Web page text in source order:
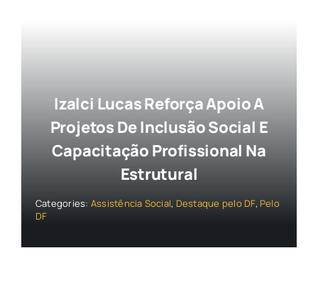
Izalci Lucas Reforça Apoio A
Projetos De Inclusão Social E
Capacitação Profissional Na
Estrutural
Categories: Assistência Social, Destaque pelo DF, Pelo
DF